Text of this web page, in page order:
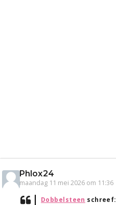
Phlox24
maandag 11 mei 2026 om 11:36
Dobbelsteen schreef: